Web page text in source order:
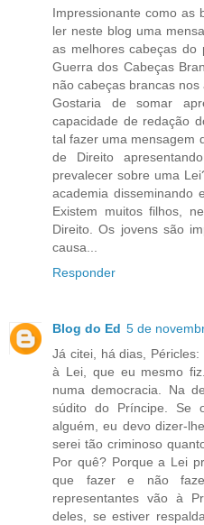
Impressionante como as
ler neste blog uma
as melhores cabeças do
Guerra dos Cabeças
não cabeças brancas nos
Gostaria de somar
capacidade de redação
tal fazer uma mensagem
de Direito
prevalecer sobre uma
academia disseminando
Existem muitos filhos,
Direito. Os jovens são
causa...
Responder
Blog do Ed 5 de
Já citei, há dias,
à Lei, que eu mesmo
numa democracia. Na
súdito do Príncipe. Se
alguém, eu devo dizer-
serei tão criminoso
Por quê? Porque a Lei
que fazer e não
representantes vão à
deles, se estiver